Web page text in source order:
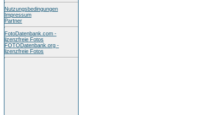
Nutzungsbedingungen
Impressum
Partner
FotoDatenbank.com -
lizenzfreie Fotos
FOTODatenbank.org -
lizenzfreie Fotos